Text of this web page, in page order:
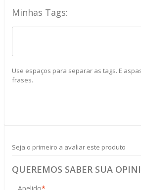
Minhas Tags:
Use espaços para separar as tags. E
frases.
Seja o primeiro a avaliar este produto
QUEREMOS SABER SUA
*
Apelido